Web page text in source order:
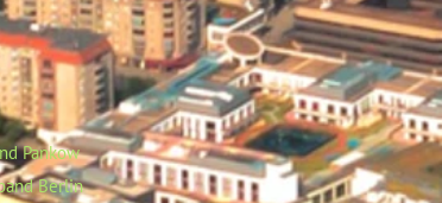
Pankow
Berlin